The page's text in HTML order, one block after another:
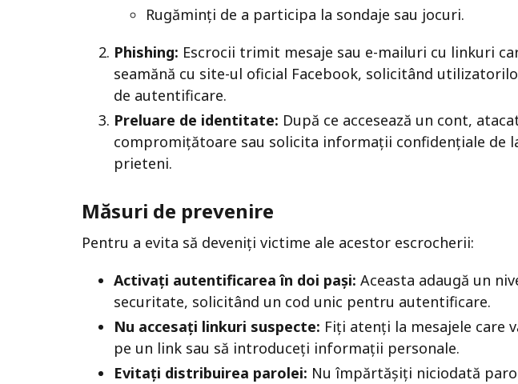
Rugăminți de a participa la sondaje sau jocuri.
Phishing: Escrocii trimit mesaje sau e-mailuri cu linkuri
seamănă cu site-ul oficial Facebook, solicitând
de autentificare.
Preluare de identitate: După ce accesează un cont,
compromițătoare sau solicita informații confidențiale de
prieteni.
Măsuri de prevenire
Pentru a evita să deveniți victime ale acestor escrocherii:
Activați autentificarea în doi pași: Aceasta adaugă un
securitate, solicitând un cod unic pentru autentificare.
Nu accesați linkuri suspecte: Fiți atenți la mesajele care
pe un link sau să introduceți informații personale.
Evitați distribuirea parolei: Nu împărtășiți niciodată